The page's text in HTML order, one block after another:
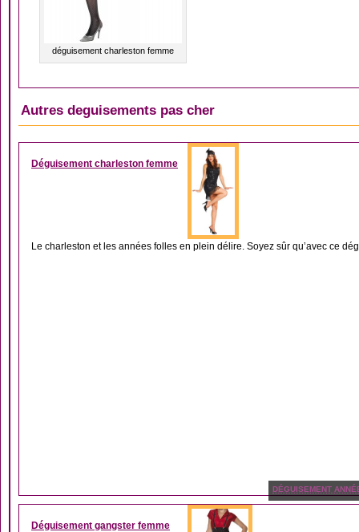
déguisement charleston femme
Autres deguisements pas cher
DÉGUISEMENT ANNÉES
Déguisement charleston femme
Le charleston et les années folles en plein délire. Soyez sûr qu’avec ce
DÉGUISEMENT
Déguisement gangster femme